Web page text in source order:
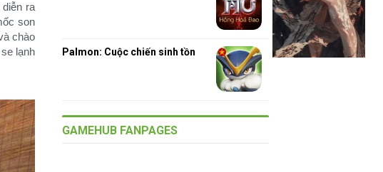
ra
son
chào
lạnh
Palmon: Cuộc chiến sinh tồn
GAMEHUB FANPAGES